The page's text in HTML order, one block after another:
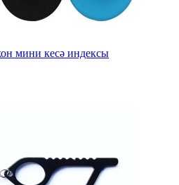
мини кесә индексы